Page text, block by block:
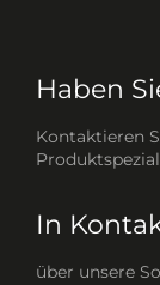
Haben
Kontaktieren
In
über unsere